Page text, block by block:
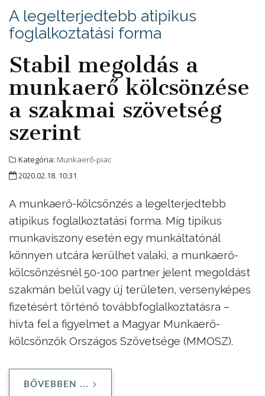
A legelterjedtebb atipikus
foglalkoztatási forma
Stabil megoldás a
munkaerő kölcsönzése
a szakmai szövetség
szerint
Kategória: Munkaerő-piac
2020.02.18. 10:31
A munkaerő-kölcsönzés a legelterjedtebb
atipikus foglalkoztatási forma. Míg tipikus
munkaviszony esetén egy munkáltatónál
könnyen utcára kerülhet valaki, a munkaerő-
kölcsönzésnél 50-100 partner jelent megoldást
szakmán belül vagy új területen, versenyképes
fizetésért történő továbbfoglalkoztatásra –
hívta fel a figyelmet a Magyar Munkaerő-
kölcsönzők Országos Szövetsége (MMOSZ).
BŐVEBBEN ...